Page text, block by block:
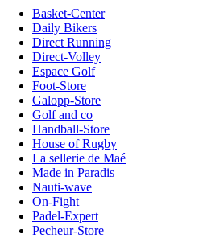
Basket-Center
Daily Bikers
Direct Running
Direct-Volley
Espace Golf
Foot-Store
Galopp-Store
Golf and co
Handball-Store
House of Rugby
La sellerie de Maé
Made in Paradis
Nauti-wave
On-Fight
Padel-Expert
Pecheur-Store